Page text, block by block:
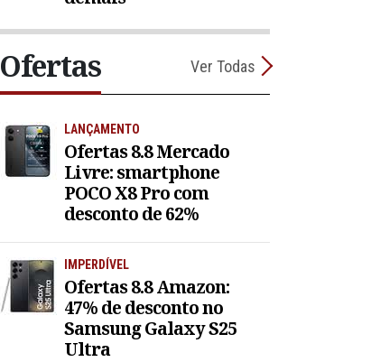
Ofertas Ver Todas
LANÇAMENTO
Ofertas 8.8 Mercado
Livre: smartphone
POCO X8 Pro com
desconto de 62%
IMPERDÍVEL
Ofertas 8.8 Amazon:
47% de desconto no
Samsung Galaxy S25
Ultra